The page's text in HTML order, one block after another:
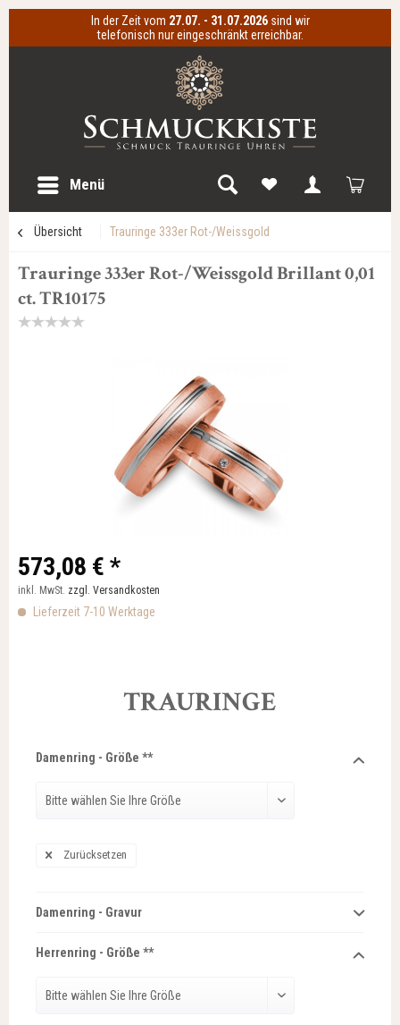
In der Zeit vom 27.07. - 31.07.2026 sind wir
telefonisch nur eingeschränkt erreichbar.
Menü
Übersicht Trauringe 333er Rot-/Weissgold
Trauringe 333er Rot-/Weissgold Brillant 0,01
ct. TR10175
573,08 € *
inkl. MwSt. zzgl. Versandkosten
Lieferzeit 7-10 Werktage
TRAURINGE
Damenring - Größe **
Zurücksetzen
Damenring - Gravur
Herrenring - Größe **